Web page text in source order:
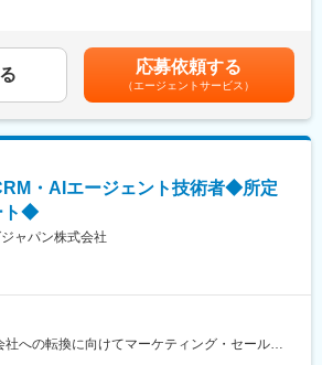
よりマネジメント人材のニーズが増しており、
メントや海外現地法人のIT部門トップなど責任
いただける可能性の大きなポジションです。
の定める業務
の各フェーズ(要件定義~外部設計～詳細設計
および導入作業
技術やAI技術を使ったシステム刷新
ークで仕事をしています。チームとして1週間で
め、各メンバーが各タスクを受け持ち完了さ
成果物をユーザーにレビューして頂く、という
し、それぞれが協力し合って成果物の完成を目
て上下する可能性があります。月給(月額)は固定
です。
応募依頼する
（エージェントサービス）
・AIエージェント技術者◆所定
ト◆
ャパン株式会社
社への転換に向けてマーケティング・セール